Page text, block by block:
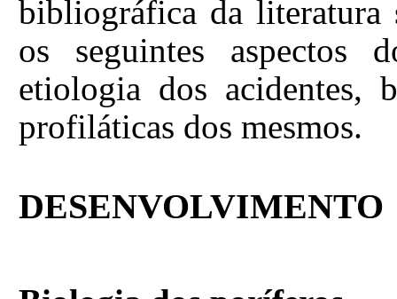
bibliográfica da literatura
os seguintes aspectos
etiologia dos acidentes,
profiláticas dos mesmos.
DESENVOLVIMENTO